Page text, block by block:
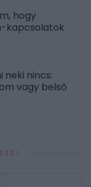
hogy
kapcsolatok
neki nincs:
vagy belső